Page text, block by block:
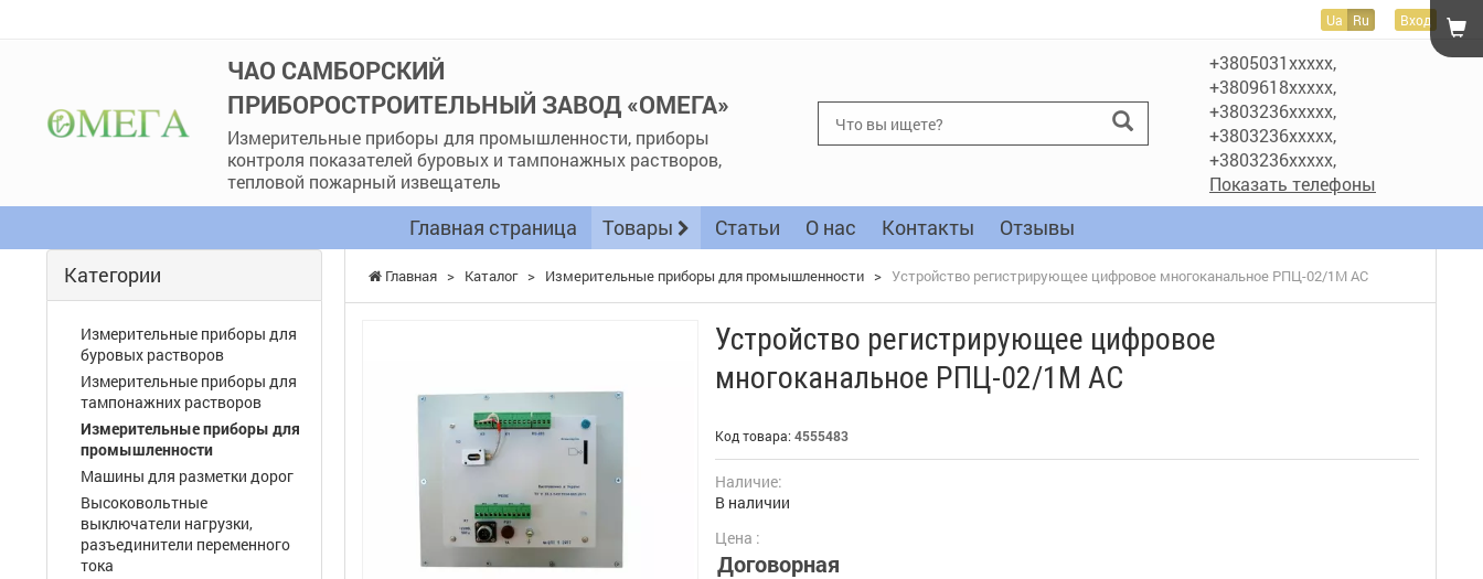
Ua Ru Вход
ЧАО САМБОРСКИЙ
ПРИБОРОСТРОИТЕЛЬНЫЙ ЗАВОД «ОМЕГА»
Измерительные приборы для промышленности, приборы
контроля показателей буровых и тампонажных растворов,
тепловой пожарный извещатель
+3805031xxxxx,
+3809618xxxxx,
+3803236xxxxx,
+3803236xxxxx,
+3803236xxxxx,
Показать телефоны
Главная страница Товары Статьи О нас Контакты Отзывы
Главная > Каталог > Измерительные приборы для промышленности > Устройство регистрирующее цифровое многоканальное РПЦ-02/1М АС
Устройство регистрирующее цифровое
многоканальное РПЦ-02/1М АС
Код товара: 4555483
Наличие:
В наличии
Цена :
Договорная
Категории
Измерительные приборы для
буровых растворов
Измерительные приборы для
тампонажних растворов
Измерительные приборы для
промышленности
Машины для разметки дорог
Высоковольтные
выключатели нагрузки,
разъединители переменного
тока